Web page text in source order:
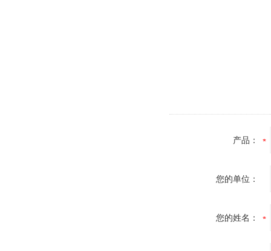
产品：
您的单位：
您的姓名：